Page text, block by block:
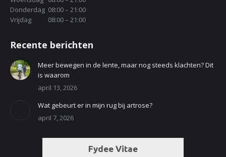
windowwindow
Donderdag 08:00 – 21:00
Vrijdag
08:00 – 21:00
Recente berichten
Meer bewegen in de lente, maar nog steeds klachten? Dit
is waarom
april 13, 2026
Wat gebeurt er in mijn rug bij artrose?
april 7, 2026